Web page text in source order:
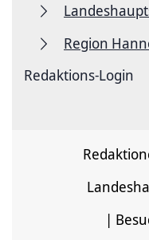
Region
Redaktions-Login
|